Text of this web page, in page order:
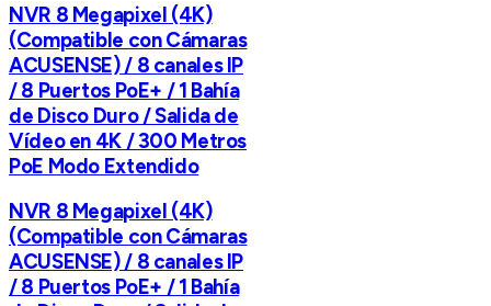
NVR 8 Megapixel (4K)
(Compatible con Cámaras
ACUSENSE) / 8 canales IP
/ 8 Puertos PoE+ / 1 Bahía
de Disco Duro / Salida de
Vídeo en 4K / 300 Metros
PoE Modo Extendido
NVR 8 Megapixel (4K)
(Compatible con Cámaras
ACUSENSE) / 8 canales IP
/ 8 Puertos PoE+ / 1 Bahía